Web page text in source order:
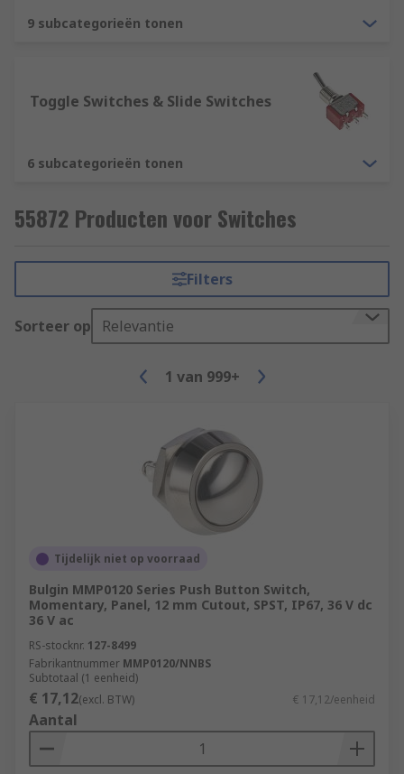
9 subcategorieën tonen
Toggle Switches & Slide Switches
6 subcategorieën tonen
55872 Producten voor Switches
Filters
Sorteer op Relevantie
1 van 999+
Tijdelijk niet op voorraad
Bulgin MMP0120 Series Push Button Switch,
Momentary, Panel, 12 mm Cutout, SPST, IP67, 36 V dc
36 V ac
RS-stocknr. 127-8499
Fabrikantnummer MMP0120/NNBS
Subtotaal (1 eenheid)
€ 17,12(excl. BTW) € 17,12/eenheid
Aantal